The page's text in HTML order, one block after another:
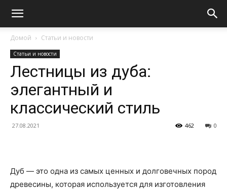
Домой Статьи и новости
Статьи и новости
Лестницы из дуба:
элегантный и
классический стиль
27.08.2021 0
462
Дуб — это одна из самых ценных и долговечных пород
древесины, которая используется для изготовления